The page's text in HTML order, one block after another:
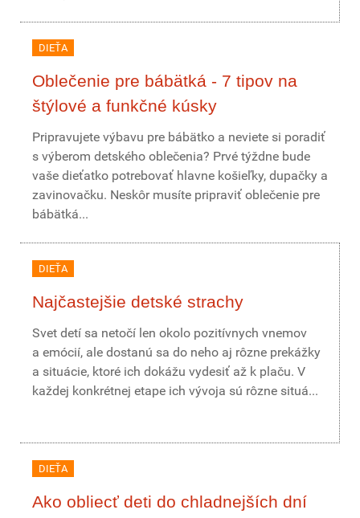
DIEŤA
Oblečenie pre bábätká - 7 tipov na
štýlové a funkčné kúsky
Pripravujete výbavu pre bábätko a neviete si poradiť
s výberom detského oblečenia? Prvé týždne bude
vaše dieťatko potrebovať hlavne košieľky, dupačky a
zavinovačku. Neskôr musíte pripraviť oblečenie pre
bábätká...
DIEŤA
Najčastejšie detské strachy
Svet detí sa netočí len okolo pozitívnych vnemov
a emócií, ale dostanú sa do neho aj rôzne prekážky
a situácie, ktoré ich dokážu vydesiť až k plaču. V
každej konkrétnej etape ich vývoja sú rôzne situá...
DIEŤA
Ako obliecť deti do chladnejších dní